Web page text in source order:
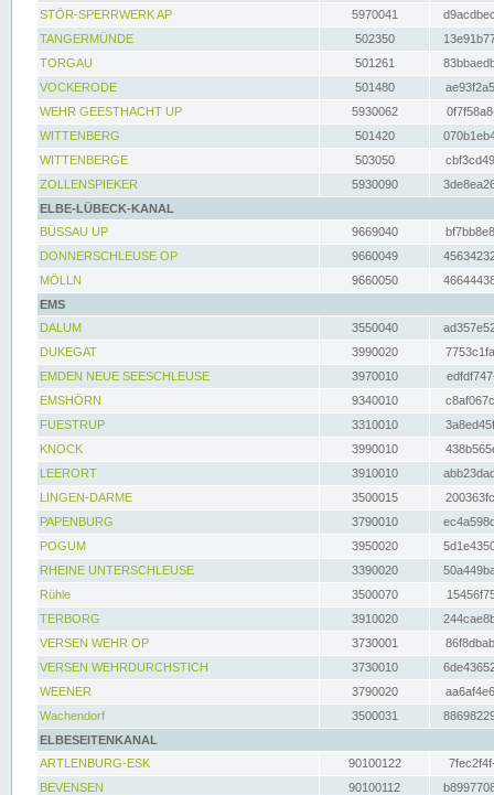
STÖR-SPERRWERK AP 5970041
TANGERMÜNDE
502350
TORGAU
501261
VOCKERODE
501480
WEHR GEESTHACHT UP
5930062
WITTENBERG
501420
WITTENBERGE
503050
ZOLLENSPIEKER
5930090
ELBE-LÜBECK-KANAL
BÜSSAU UP
9669040
DONNERSCHLEUSE OP
9660049
MÖLLN
9660050
EMS
DALUM
3550040
DUKEGAT
3990020
EMDEN NEUE SEESCHLEUSE
3970010
EMSHÖRN
9340010
FUESTRUP
3310010
KNOCK
3990010
LEERORT
3910010
LINGEN-DARME
3500015
PAPENBURG
3790010
POGUM
3950020
RHEINE UNTERSCHLEUSE
3390020
Rühle
3500070
TERBORG
3910020
VERSEN WEHR OP
3730001
VERSEN WEHRDURCHSTICH
3730010
WEENER
3790020
Wachendorf
3500031
ELBESEITENKANAL
ARTLENBURG-ESK
90100122
BEVENSEN
90100112